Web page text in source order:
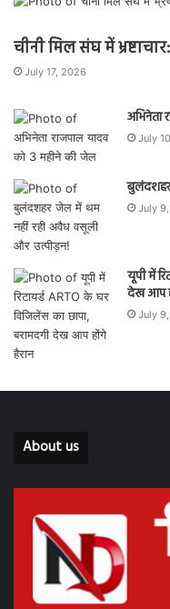
चीनी मिल संघ में
July 17, 2026
अभिनेता
July
July
यूपी में
देख आप
July
About us